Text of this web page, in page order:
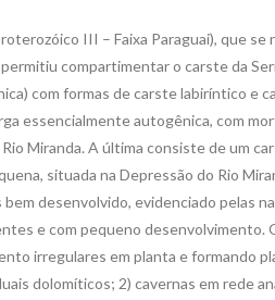
III – Faixa Paraguai), que se
compartimentar o carste da
com formas de carste labiríntico e
essencialmente autogênica, com
Miranda. A última consiste de um
situada na Depressão do Rio
desenvolvido, evidenciado pelas
e com pequeno desenvolvimento.
irregulares em planta e formando
dolomíticos; 2) cavernas em rede